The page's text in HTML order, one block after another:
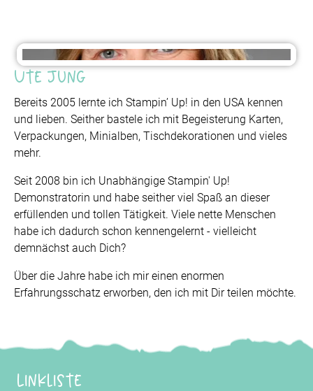
Ute Jung
Bereits 2005 lernte ich Stampin’ Up! in den USA kennen
und lieben. Seither bastele ich mit Begeisterung Karten,
Verpackungen, Minialben, Tischdekorationen und vieles
mehr.
Seit 2008 bin ich Unabhängige Stampin' Up!
Demonstratorin und habe seither viel Spaß an dieser
erfüllenden und tollen Tätigkeit. Viele nette Menschen
habe ich dadurch schon kennengelernt - vielleicht
demnächst auch Dich?
Über die Jahre habe ich mir einen enormen
Erfahrungsschatz erworben, den ich mit Dir teilen möchte.
Linkliste